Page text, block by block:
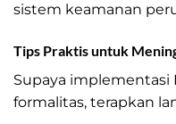
sistem keamanan
Tips Praktis untuk
Supaya implementasi
formalitas, terapkan